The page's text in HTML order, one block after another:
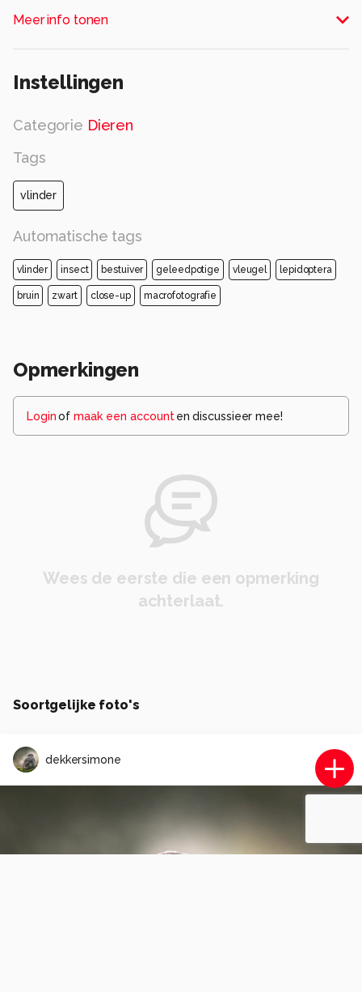
Alle rechten voorbehouden
Meer info tonen
Instellingen
Categorie Dieren
Tags
vlinder
Automatische tags
vlinder insect bestuiver geleedpotige vleugel lepidoptera
bruin zwart close-up macrofotografie
Opmerkingen
Loginof maak een account en discussieer mee!
Wees de eerste die een opmerking
achterlaat.
Soortgelijke foto's
dekkersimone